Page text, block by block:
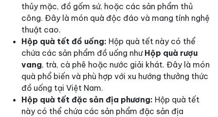
thủy mặc, đồ gốm sứ, hoặc các sản phẩm thủ
công. Đây là món quà độc đáo và mang tính nghệ
thuật cao.
Hộp quà tết đồ uống: Hộp quà tết này có thể
chứa các sản phẩm đồ uống như Hộp quà rượu
vang, trà, cà phê hoặc nước giải khát. Đây là món
quà phổ biến và phù hợp với xu hướng thưởng thức
đồ uống tại Việt Nam.
Hộp quà tết đặc sản địa phương: Hộp quà tết
này có thể chứa các sản phẩm đặc sản địa